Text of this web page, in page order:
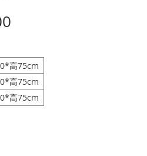
高75cm
高75cm
高75cm